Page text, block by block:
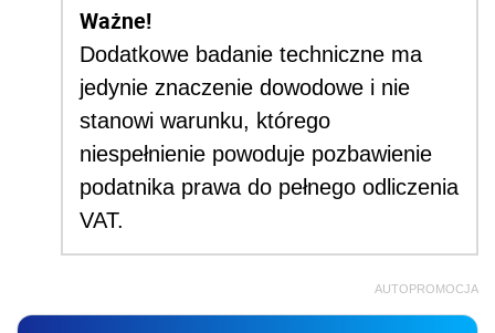
Ważne!
Dodatkowe badanie techniczne ma
jedynie znaczenie dowodowe i nie
stanowi warunku, którego
niespełnienie powoduje pozbawienie
podatnika prawa do pełnego odliczenia
VAT.
AUTOPROMOCJA